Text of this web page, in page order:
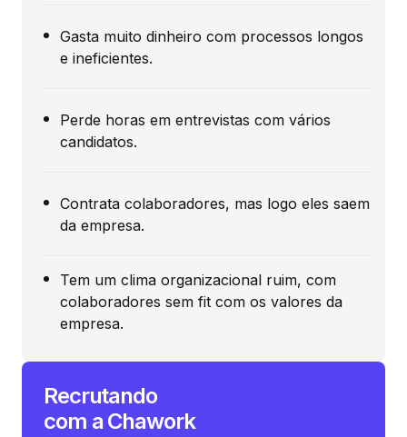
Gasta muito dinheiro com processos longos
e ineficientes.
Perde horas em entrevistas com vários
candidatos.
Contrata colaboradores, mas logo eles saem
da empresa.
Tem um clima organizacional ruim, com
colaboradores sem fit com os valores da
empresa.
Recrutando
com a Chawork